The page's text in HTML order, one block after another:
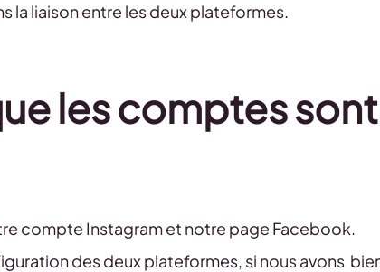
la liaison entre les deux plateformes.
les comptes sont
compte Instagram et notre page Facebook.
des deux plateformes, si nous avons